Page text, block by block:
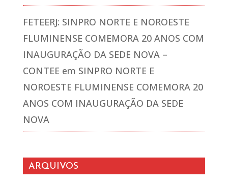
FETEERJ: SINPRO NORTE E NOROESTE
FLUMINENSE COMEMORA 20 ANOS COM
INAUGURAÇÃO DA SEDE NOVA –
CONTEE em SINPRO NORTE E
NOROESTE FLUMINENSE COMEMORA 20
ANOS COM INAUGURAÇÃO DA SEDE
NOVA
ARQUIVOS